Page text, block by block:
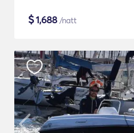
$1,688 /natt